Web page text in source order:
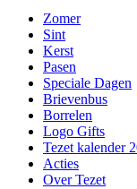
Zomer
Sint
Kerst
Pasen
Speciale Dagen
Brievenbus
Borrelen
Logo Gifts
Tezet kalender
Acties
Over Tezet